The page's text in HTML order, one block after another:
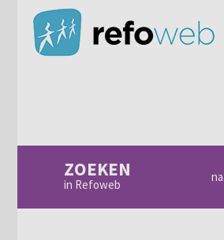
ZOEKEN
in Refoweb